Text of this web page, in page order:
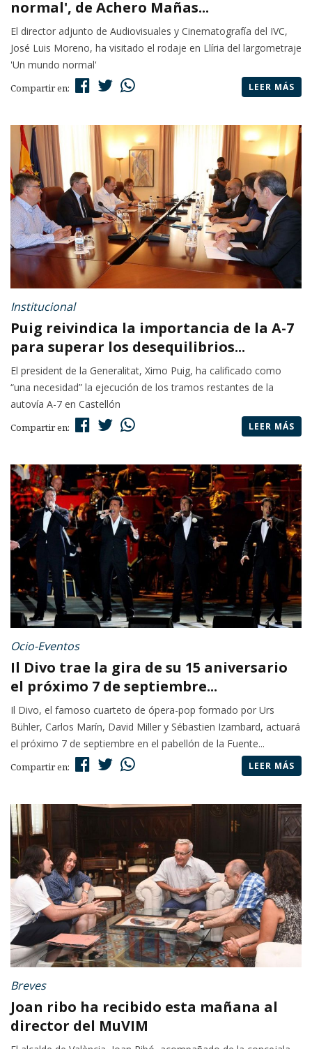
normal', de Achero Mañas...
El director adjunto de Audiovisuales y Cinematografía del IVC,
José Luis Moreno, ha visitado el rodaje en Llíria del largometraje
'Un mundo normal'
Compartir en: LEER MÁS
Institucional
Puig reivindica la importancia de la A-7
para superar los desequilibrios...
El president de la Generalitat, Ximo Puig, ha calificado como
“una necesidad” la ejecución de los tramos restantes de la
autovía A-7 en Castellón
Compartir en: LEER MÁS
Ocio-Eventos
Il Divo trae la gira de su 15 aniversario
el próximo 7 de septiembre...
Il Divo, el famoso cuarteto de ópera-pop formado por Urs
Bühler, Carlos Marín, David Miller y Sébastien Izambard, actuará
el próximo 7 de septiembre en el pabellón de la Fuente...
Compartir en: LEER MÁS
Breves
Joan ribo ha recibido esta mañana al
director del MuVIM